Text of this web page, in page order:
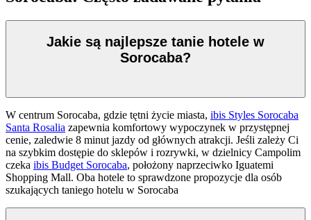
Jakie są najlepsze tanie hotele w
Sorocaba?
W centrum Sorocaba, gdzie tętni życie miasta, ibis Styles Sorocaba
Santa Rosalia zapewnia komfortowy wypoczynek w przystępnej
cenie, zaledwie 8 minut jazdy od głównych atrakcji. Jeśli zależy Ci
na szybkim dostępie do sklepów i rozrywki, w dzielnicy Campolim
czeka ibis Budget Sorocaba, położony naprzeciwko Iguatemi
Shopping Mall. Oba hotele to sprawdzone propozycje dla osób
szukających taniego hotelu w Sorocaba